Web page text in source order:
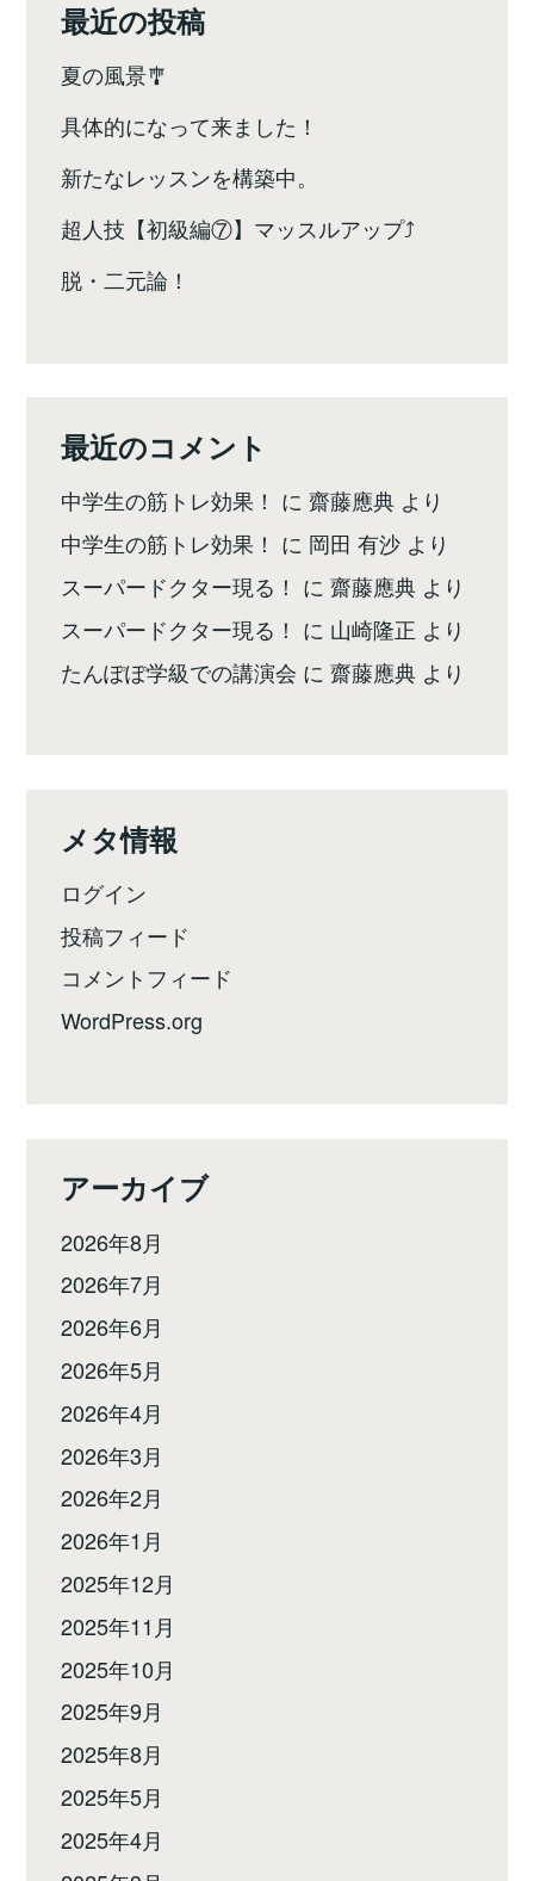
ョ
ン
最近の投稿
夏の風景🎐
具体的になって来ました！
新たなレッスンを構築中。
超人技【初級編⑦】マッスルアップ⤴️
脱・二元論！
最近のコメント
中学生の筋トレ効果！ に齋藤應典 より
中学生の筋トレ効果！ に 岡田 有沙 より
スーパードクター現る！ に齋藤應典 より
スーパードクター現る！ に 山崎隆正 より
たんぽぽ学級での講演会 に齋藤應典 より
メタ情報
ログイン
投稿フィード
コメントフィード
WordPress.org
アーカイブ
2026年8月
2026年7月
2026年6月
2026年5月
2026年4月
2026年3月
2026年2月
2026年1月
2025年12月
2025年11月
2025年10月
2025年9月
2025年8月
2025年5月
2025年4月